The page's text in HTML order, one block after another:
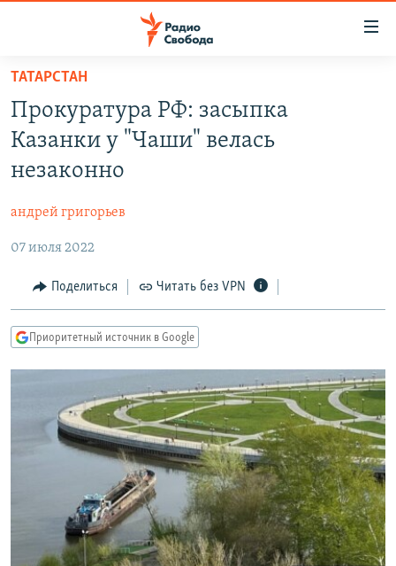
упрощенного
доступа
Вернуться
основному
Вернутся
навигации
Вернутся
поиску
ПОДКАСТЫ
АВТОРСКИЕ ПРОЕКТЫ
МНЕНИЯ
КУЛЬТУРА
IDEL.РЕАЛИИ
СЕВЕР.РЕАЛИИ
РАСПИСАНИЕ ВЕЩАНИЯ
ПОДПИШИТЕСЬ НА РАССЫЛКУ
СОЦИАЛЬНЫЕ СЕТИ
ТАТАРСТАН
Прокуратура РФ: засыпка
Казанки у "Чаши" велась
незаконно
андрей григорьев
07 июля 2022
Поделиться Читать без VPN
Приоритетный источник в Google